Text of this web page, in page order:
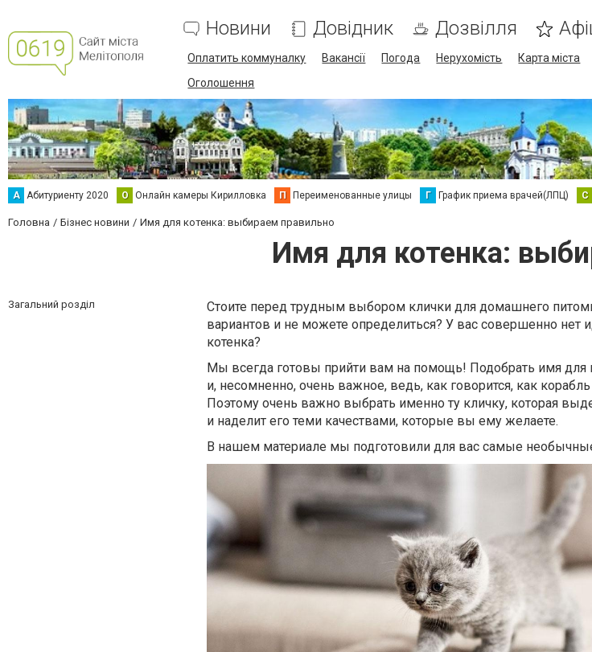
Новини Довідник Дозвілля
Оплатить коммуналку Вакансії Погода Нерухомість Карта міста
Оголошення
А Абитуриенту 2020 О Онлайн камеры Кирилловка П Переименованные улицы Г График приема врачей(ЛПЦ) С
Головна Бізнес новини Имя для котенка: выбираем правильно
Имя для котенка:
Загальний розділ
Стоите перед трудным выбором клички для домашнего
вариантов и не можете определиться? У вас совершенно нет
котенка?
Мы всегда готовы прийти вам на помощь! Подобрать имя для
и, несомненно, очень важное, ведь, как говорится, как
Поэтому очень важно выбрать именно ту кличку, которая
и наделит его теми качествами, которые вы ему желаете.
В нашем материале мы подготовили для вас самые